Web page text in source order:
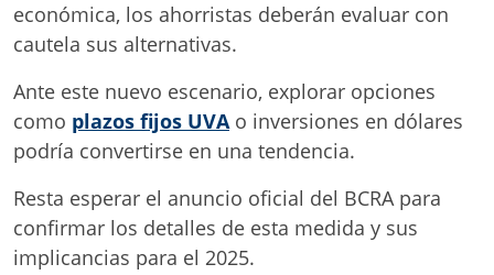
económica, los ahorristas deberán evaluar con
cautela sus alternativas.
Ante este nuevo escenario, explorar opciones
como plazos fijos UVAo inversiones en dólares
podría convertirse en una tendencia.
Resta esperar el anuncio oficial del BCRA para
confirmar los detalles de esta medida y sus
implicancias para el 2025.